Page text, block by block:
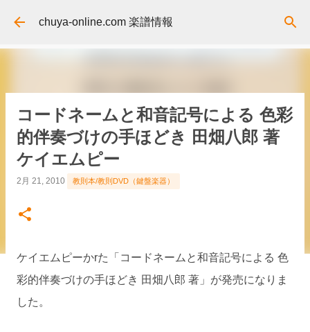
スキップしてメイン コンテンツに移動
chuya-online.com 楽譜情報
コードネームと和音記号による 色彩
的伴奏づけの手ほどき 田畑八郎 著
ケイエムピー
2月 21, 2010 教則本/教則DVD（鍵盤楽器）
ケイエムピーかrた「コードネームと和音記号による 色
彩的伴奏づけの手ほどき 田畑八郎 著」が発売になりま
した。